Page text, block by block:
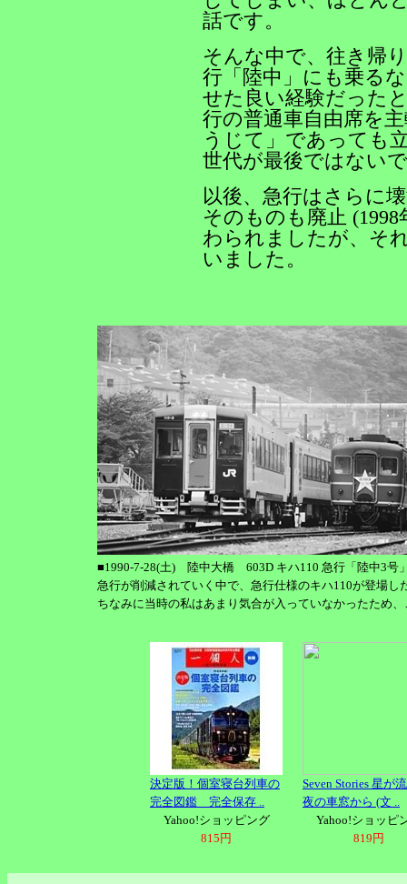
話です。
そんな中で、往き帰
行「陸中」にも乗る
せた良い経験だった
行の普通車自由席を
うじて」であっても
世代が最後ではない
以後、急行はさらに
そのものも廃止
わられましたが、そ
いました。
■1990-7-28(土) 陸中大橋 603D キハ110 急行「陸中3号
急行が削減されていく中で、急行仕様のキハ110が登場
ちなみに当時の私はあまり気合が入っていなかったため
決定版！個室寝台列車の
完全図鑑 完全保存 ..
Yahoo!ショッピング
815円
Seven Stories 星が
夜の車窓から (文 ..
Yahoo!ショッピ
819円